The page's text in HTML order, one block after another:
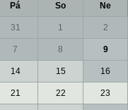
Pá So Ne
31 1 2
7 8 9
14 15 16
21 22 23